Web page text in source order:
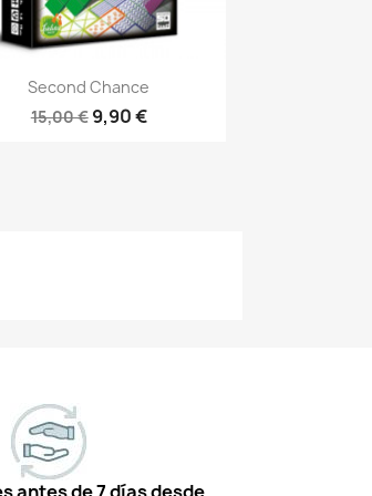
Vista rápida
Second Chance
15,00 € 9,90 €